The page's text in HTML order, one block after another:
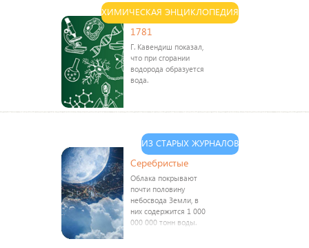
ХИМИЧЕСКАЯ ЭНЦИКЛОПЕДИЯ
1781
Г. Кавендиш показал,
что при сгорании
водорода образуется
вода.
ИЗ СТАРЫХ ЖУРНАЛОВ
Серебристые
Облака покрывают
почти половину
небосвода Земли, в
них содержится 1 000
000 000 тонн воды.